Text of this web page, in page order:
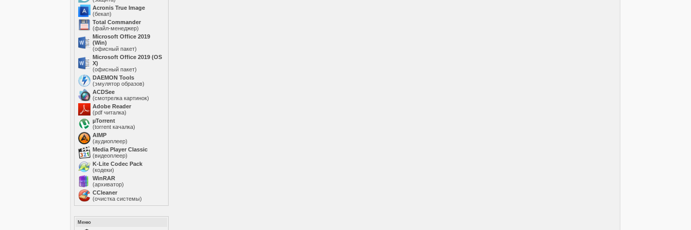
Acronis True Image
(бекап)
Total Commander
(файл-менеджер)
Microsoft Office 2019
(Win)
(офисный пакет)
Microsoft Office 2019 (OS
X)
(офисный пакет)
DAEMON Tools
(эмулятор образов)
ACDSee
(смотрелка картинок)
Adobe Reader
(pdf читалка)
µTorrent
(torrent качалка)
AIMP
(аудиоплеер)
Media Player Classic
(видеоплеер)
K-Lite Codec Pack
(кодеки)
WinRAR
(архиватор)
ССleaner
(очистка системы)
Меню